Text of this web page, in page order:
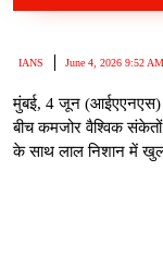
IANS June 4, 2026 9:52 AM
मुंबई, 4 जून
बीच कमजोर वैश्विक
के साथ लाल निशान में